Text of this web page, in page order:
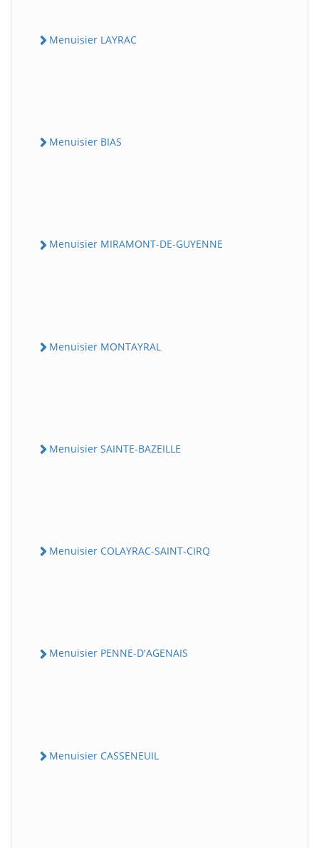
Menuisier LAYRAC
Menuisier BIAS
Menuisier MIRAMONT-DE-GUYENNE
Menuisier MONTAYRAL
Menuisier SAINTE-BAZEILLE
Menuisier COLAYRAC-SAINT-CIRQ
Menuisier PENNE-D'AGENAIS
Menuisier CASSENEUIL